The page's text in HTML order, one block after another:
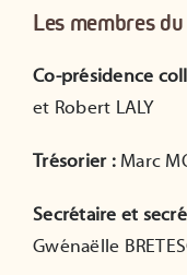
Les membres
Co-présidence
et Robert LALY
Trésorier :Marc
Secrétaire et
Gwénaëlle